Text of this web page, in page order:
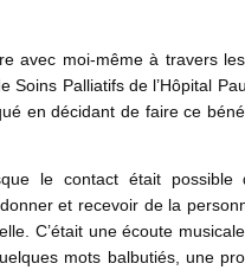
avec moi-même à travers
Soins Palliatifs de l’Hôpital
en décidant de faire ce
le contact était
et recevoir de la
C’était une écoute
mots balbutiés, une